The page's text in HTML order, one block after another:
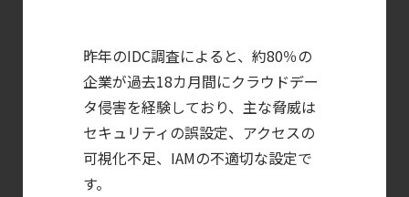
のための Headless
Cloud Security
ガイド
【ブログ】
コンテナセキュリティとは？
昨年のIDC調査によると、約80％の
企業が過去18カ月間にクラウドデー
タ侵害を経験しており、主な脅威は
セキュリティの誤設定、アクセスの
可視化不足、IAMの不適切な設定で
す。